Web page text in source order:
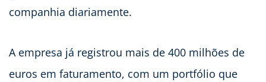
companhia diariamente.
A empresa já registrou mais de 400 milhões de
euros em faturamento, com um portfólio que